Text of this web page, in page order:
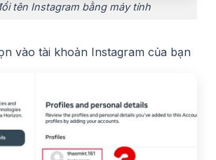
tên Instagram bằng máy tính
vào tài khoản Instagram của bạn